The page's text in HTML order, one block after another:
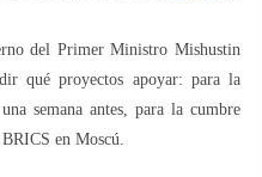
del Primer Ministro Mishustin
qué proyectos apoyar: para la
semana antes, para la cumbre
en Moscú.